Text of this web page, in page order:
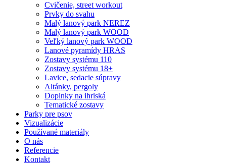
Cvičenie, street workout
Prvky do svahu
Malý lanový park NEREZ
Malý lanový park WOOD
Veľký lanový park WOOD
Lanové pyramídy HRAS
Zostavy systému 110
Zostavy systému 18+
Lavice, sedacie súpravy
Altánky, pergoly
Doplnky na ihriská
Tematické zostavy
Parky pre psov
Vizualizácie
Používané materiály
O nás
Referencie
Kontakt